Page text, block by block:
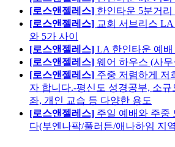
[로스앤젤레스] 한인타운 5분거
[로스앤젤레스] 교회 서브리스
와 5가 사이
[로스앤젤레스] LA 한인타운 예
[로스앤젤레스] 웨어 하우스 (사무
[로스앤젤레스] 주중 저렴하게 저
자 합니다.-평신도 성경공부, 소
좌, 개인 교습 등 다양한 용도
[로스앤젤레스] 주일 예배와 주중
다(부엔나팍/풀러튼/애나하임 지